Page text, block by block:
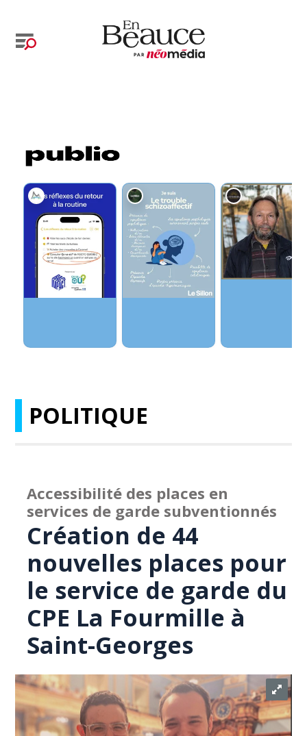
POLITIQUE
Accessibilité des places en
services de garde subventionnés
Création de 44
nouvelles places pour
le service de garde du
CPE La Fourmille à
Saint-Georges